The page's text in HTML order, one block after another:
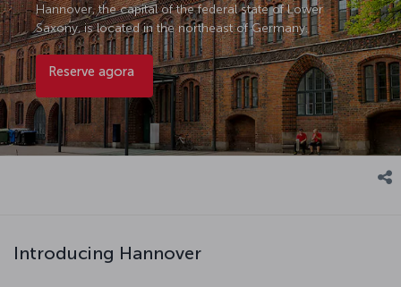
Hannover, the capital of the federal state of Lower
Saxony, is located in the northeast of Germany.
Reserve agora
Introducing Hannover